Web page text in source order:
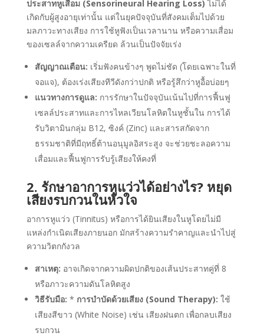
ประสาทหูเสื่อม (Sensorineural Hearing Loss) ไม่ได้
เกิดกับผู้สูงอายุเท่านั้น แต่ในยุคปัจจุบันที่สังคมเต็มไปด้วย
มลภาวะทางเสียง การใช้หูฟังเป็นเวลานาน หรือความเสื่อม
ของเซลล์จากความเครียด ล้วนเป็นปัจจัยเร่ง
สัญญาณเตือน: เริ่มฟังคนข้างๆ พูดไม่ชัด (โดยเฉพาะในที่
จอแจ), ต้องเร่งเสียงทีวีดังกว่าปกติ หรือรู้สึกว่าหูอื้อบ่อยๆ
แนวทางการดูแล: การรักษาในปัจจุบันเน้นไปที่การฟื้นฟู
เซลล์ประสาทและการไหลเวียนโลหิตในหูชั้นใน การได้
รับวิตามินกลุ่ม B12, ซิงค์ (Zinc) และสารสกัดจาก
ธรรมชาติที่มีฤทธิ์ต้านอนุมูลอิสระสูง จะช่วยชะลอความ
เสื่อมและฟื้นฟูการรับรู้เสียงให้คงที่
2. รักษาอาการหูแว่วได้อย่างไร?หยุด
เสียงรบกวนในหัวใจ
อาการหูแว่ว (Tinnitus) หรือการได้ยินเสียงในหูโดยไม่มี
แหล่งกำเนิดเสียงภายนอก มักสร้างความรำคาญและนำไปสู่
ความวิตกกังวล
สาเหตุ: อาจเกิดจากความผิดปกติของเส้นประสาทคู่ที่ 8
หรือภาวะความดันโลหิตสูง
วิธีรับมือ: * การบำบัดด้วยเสียง (Sound Therapy): ใช้
เสียงสีขาว (White Noise) เช่น เสียงฝนตก เพื่อกลบเสียง
รบกวน